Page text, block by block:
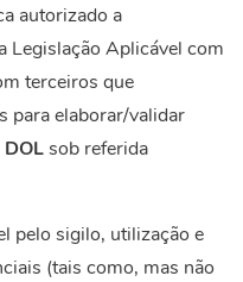
autorizado a
Legislação Aplicável com
terceiros que
para elaborar/validar
DOLsob referida
pelo sigilo, utilização e
(tais como, mas não